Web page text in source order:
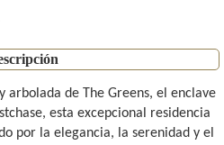
arbolada de The Greens, el enclave
esta excepcional residencia
por la elegancia, la serenidad y el